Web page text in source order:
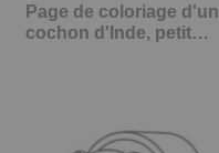
Page de coloriage d'un
cochon d'Inde, petit…